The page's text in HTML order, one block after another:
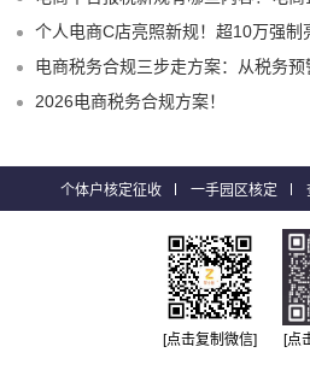
个人电商C店亮照新规！超10万强制
电商税务合规三步走方案：从税务预
2026电商税务合规方案！
个体户核定征收 一手园区核定
[点击复制微信] [点